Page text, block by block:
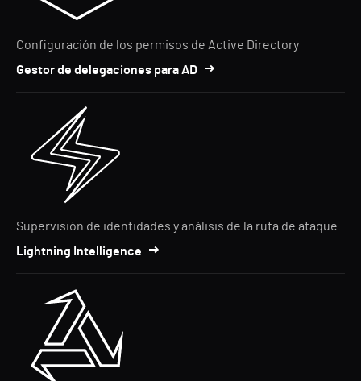
Configuración de los permisos de Active Directory
Gestor de delegaciones para AD
Supervisión de identidades y análisis de la ruta de ataque
Lightning Intelligence